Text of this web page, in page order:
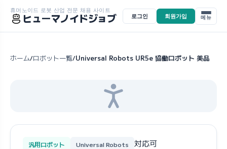
휴머노이드 로봇 산업 전문 채용 사이트
ヒューマノイドジョブ 로그인 회원가입 메뉴
ホーム/ロボット一覧/Universal Robots UR5e 協働ロボット 美品
汎用ロボット Universal Robots 対応可